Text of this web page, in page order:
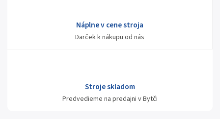
Náplne v cene stroja
Darček k nákupu od nás
Stroje skladom
Predvedieme na predajni v Bytči